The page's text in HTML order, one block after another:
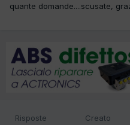
quante domande....scusate,
Risposte Creato